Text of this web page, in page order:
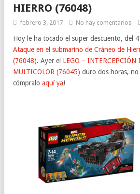
HIERRO (76048)
febrero 3, 2017 No hay comentarios
Hoy le ha tocado el super descuento, del
Ataque en el submarino de Cráneo de
(76048). Ayer el LEGO – INTERCEPCIÓN
MULTICOLOR (76045) duro dos horas,
cómpralo aquí ya!